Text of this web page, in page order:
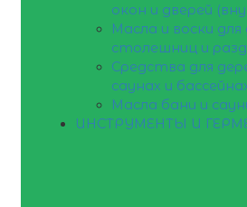
окон и дверей
Масла и воски для
столешниц и
Средства для
саунах и
Масла бани и
ИНСТРУМЕНТЫ И